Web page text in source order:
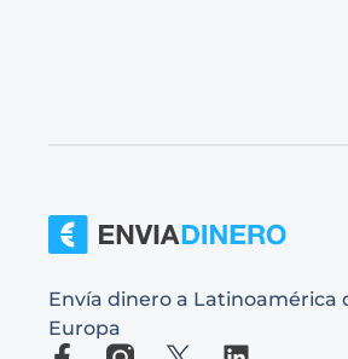
Envía dinero a Latinoamérica
Europa